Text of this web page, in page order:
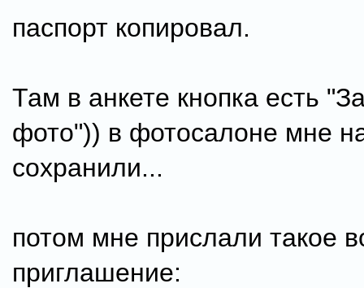
паспорт копировал.
Там в анкете кнопка есть
фото")) в фотосалоне мне
сохранили...
потом мне прислали такое
приглашение: